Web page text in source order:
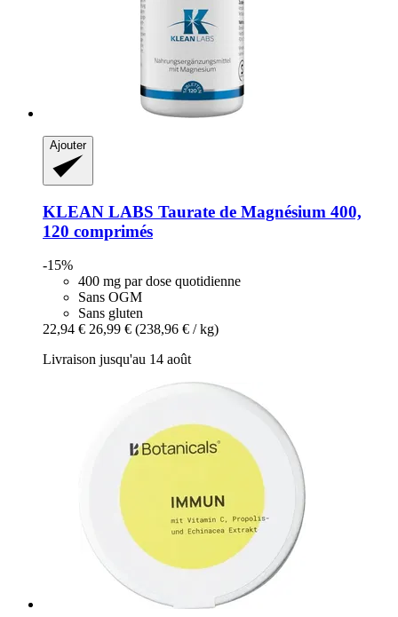
Ajouter
KLEAN LABS Taurate de Magnésium 400,
120 comprimés
-15%
400 mg par dose quotidienne
Sans OGM
Sans gluten
22,94 € 26,99 € (238,96 € / kg)
Livraison jusqu'au 14 août